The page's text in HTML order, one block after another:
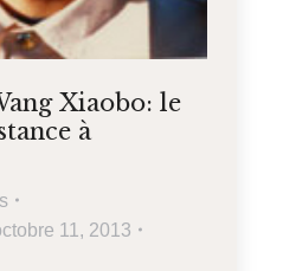
Xiaobo: le
à
11, 2013